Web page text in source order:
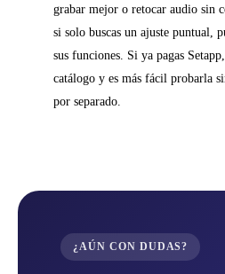
grabar mejor o retocar audio sin
si solo buscas un ajuste puntual,
sus funciones. Si ya pagas
catálogo y es más fácil probarla
por separado.
¿AÚN CON DUDAS?